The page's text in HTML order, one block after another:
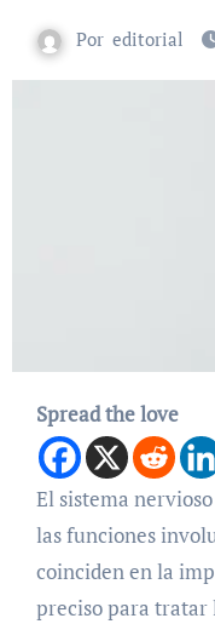
Por editorial
Spread the love
El sistema nervioso autónomo y su control sobre
las funciones
coinciden en la
preciso para tratar